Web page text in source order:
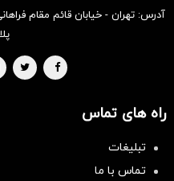
آدرس: تهران - خیابان قائم مقام
راه های تماس
تبلیغات
تماس با ما